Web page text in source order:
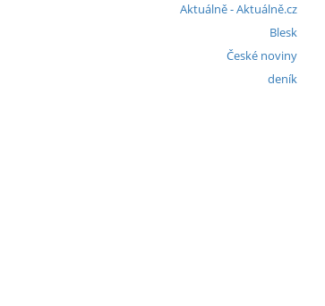
Aktuálně - Aktuálně.cz
Blesk
České noviny
deník